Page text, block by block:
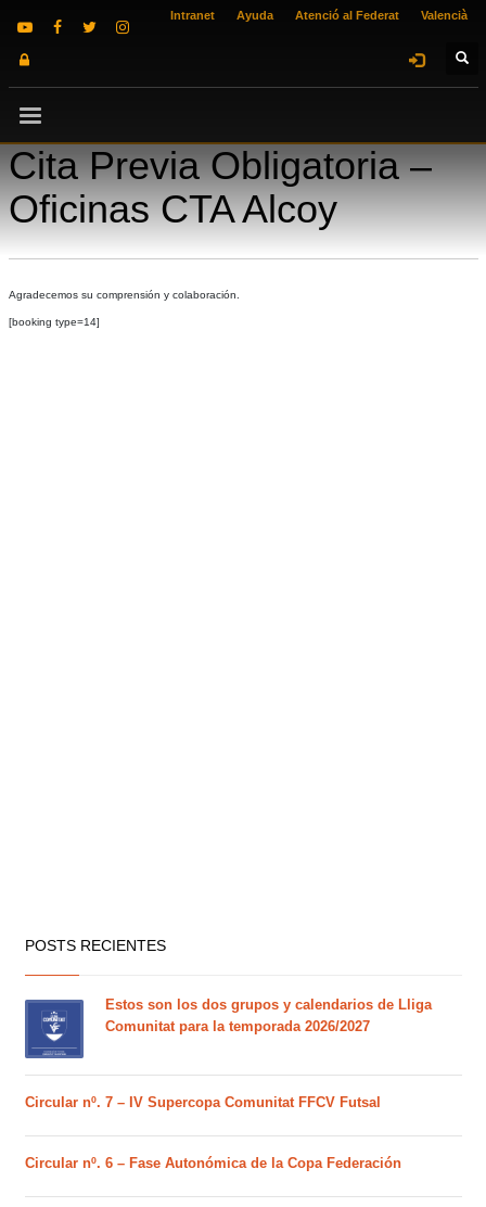
Intranet Ayuda Atenció al Federat Valencià
Cita Previa Obligatoria –
Oficinas CTA Alcoy
Agradecemos su comprensión y colaboración.
[booking type=14]
POSTS RECIENTES
Estos son los dos grupos y calendarios de Lliga
Comunitat para la temporada 2026/2027
Circular nº. 7 – IV Supercopa Comunitat FFCV Futsal
Circular nº. 6 – Fase Autonómica de la Copa Federación